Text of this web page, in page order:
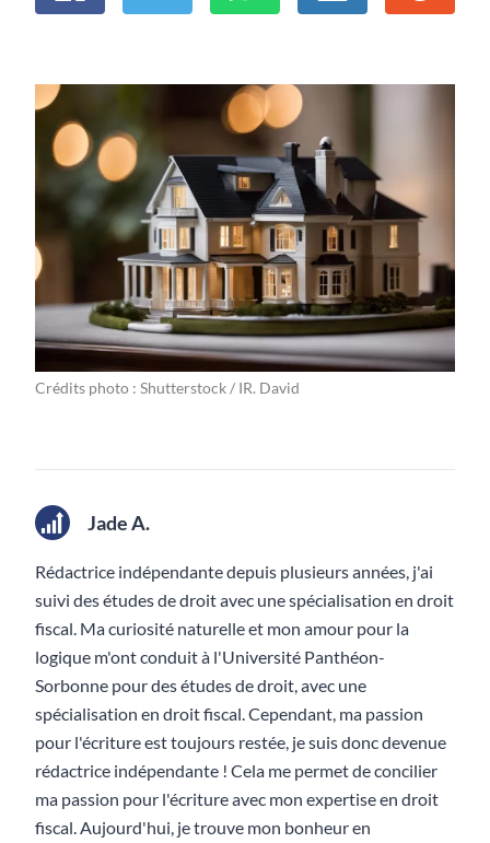
Crédits photo : Shutterstock / IR. David
Jade A.
Rédactrice indépendante depuis plusieurs années, j'ai
suivi des études de droit avec une spécialisation en droit
fiscal. Ma curiosité naturelle et mon amour pour la
logique m'ont conduit à l'Université Panthéon-
Sorbonne pour des études de droit, avec une
spécialisation en droit fiscal. Cependant, ma passion
pour l'écriture est toujours restée, je suis donc devenue
rédactrice indépendante ! Cela me permet de concilier
ma passion pour l'écriture avec mon expertise en droit
fiscal. Aujourd'hui, je trouve mon bonheur en